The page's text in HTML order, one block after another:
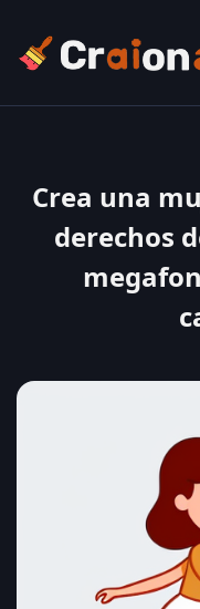
Crea una
derechos